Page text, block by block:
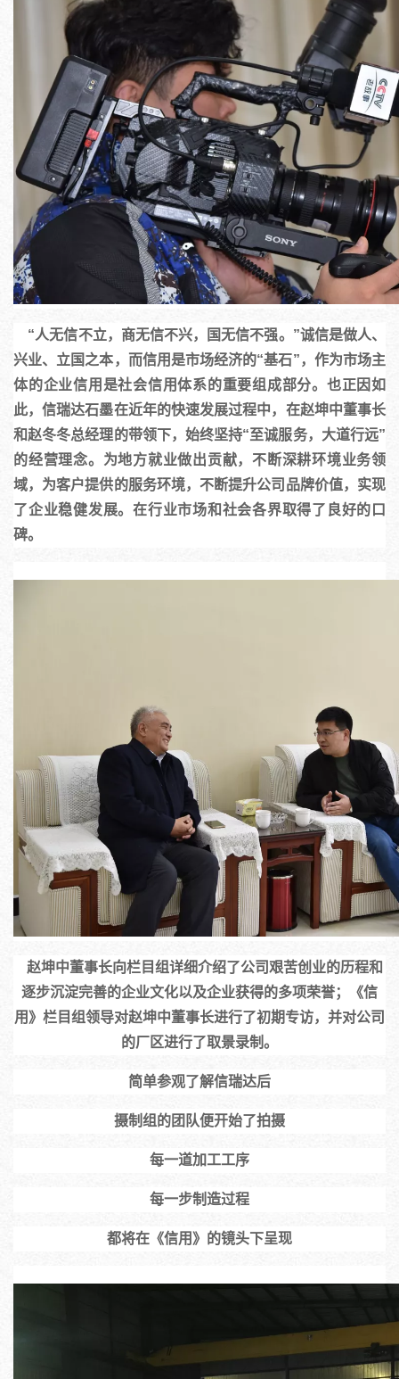
兴业、立国之本，而信用是市场经济的“基石”，作为市场主
体的企业信用是社会信用体系的重要组成部分。也正因如
此，信瑞达石墨在近年的快速发展过程中，在赵坤中董事长
和赵冬冬总经理的带领下，始终坚持“至诚服务，大道行远”
的经营理念。为地方就业做出贡献，不断深耕环境业务领
域，为客户提供的服务环境，不断提升公司品牌价值，实现
了企业稳健发展。在行业市场和社会各界取得了良好的口
碑。
赵坤中董事长向栏目组详细介绍了公司艰苦创业的历程和
逐步沉淀完善的企业文化以及企业获得的多项荣誉；《信
用》栏目组领导对赵坤中董事长进行了初期专访，并对公司
的厂区进行了取景录制。
简单参观了解信瑞达后
摄制组的团队便开始了拍摄
每一道加工工序
每一步制造过程
都将在《信用》的镜头下呈现